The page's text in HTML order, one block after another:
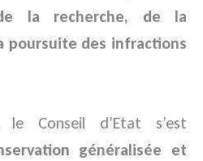
la recherche, de la
poursuite des infractions
Conseil d’Etat s’est
généralisée et